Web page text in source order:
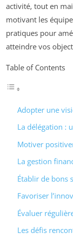
activité, tout en
motivant les
pratiques pour
atteindre vos
Table of Contents
Adopter une
La délégation :
Motiver
La gestion
Établir de bons
Favoriser
Évaluer
Les défis